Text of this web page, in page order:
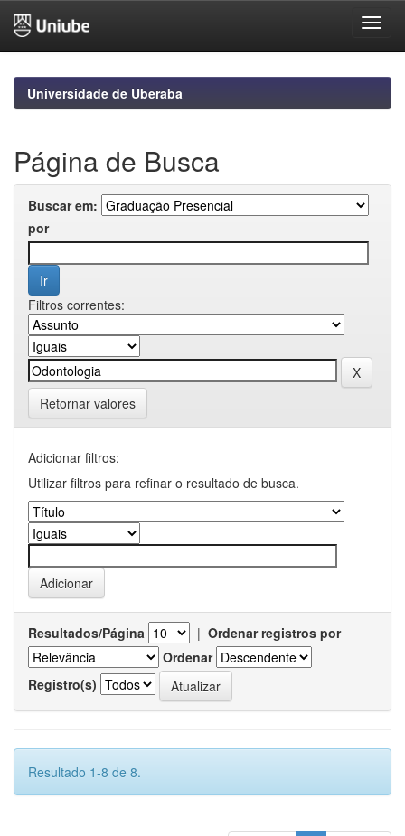
navigationUniversidade de Uberaba
Página de Busca
Buscar em:
por
Filtros correntes:
Retornar valores
Adicionar filtros:
Utilizar filtros para refinar o resultado de busca.
Resultados/Página | Ordenar registros por
Ordenar
Registro(s)
Resultado 1-8 de 8.